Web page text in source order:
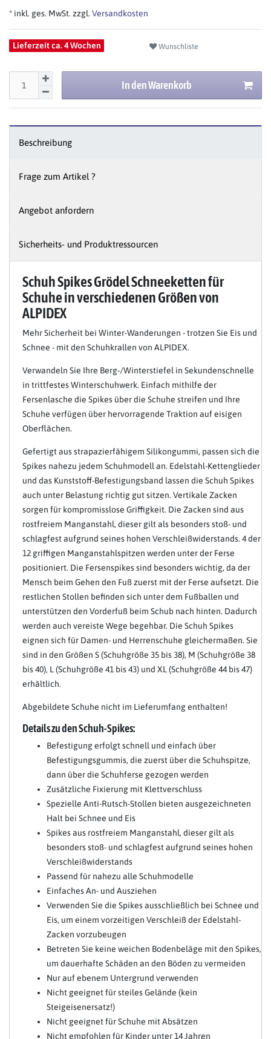
* inkl. ges. MwSt. zzgl. Versandkosten
Lieferzeit ca. 4 Wochen Wunschliste
In den Warenkorb
Beschreibung
Frage zum Artikel ?
Angebot anfordern
Sicherheits- und Produktressourcen
Schuh Spikes Grödel Schneeketten für
Schuhe in verschiedenen Größen von
ALPIDEX
Mehr Sicherheit bei Winter-Wanderungen - trotzen Sie Eis und
Schnee - mit den Schuhkrallen von ALPIDEX.
Verwandeln Sie Ihre Berg-/Winterstiefel in Sekundenschnelle
in trittfestes Winterschuhwerk. Einfach mithilfe der
Fersenlasche die Spikes über die Schuhe streifen und Ihre
Schuhe verfügen über hervorragende Traktion auf eisigen
Oberflächen.
Gefertigt aus strapazierfähigem Silikongummi, passen sich die
Spikes nahezu jedem Schuhmodell an. Edelstahl-Kettenglieder
und das Kunststoff-Befestigungsband lassen die Schuh Spikes
auch unter Belastung richtig gut sitzen. Vertikale Zacken
sorgen für kompromisslose Griffigkeit. Die Zacken sind aus
rostfreiem Manganstahl, dieser gilt als besonders stoß- und
schlagfest aufgrund seines hohen Verschleißwiderstands. 4 der
12 griffigen Manganstahlspitzen werden unter der Ferse
positioniert. Die Fersenspikes sind besonders wichtig, da der
Mensch beim Gehen den Fuß zuerst mit der Ferse aufsetzt. Die
restlichen Stollen befinden sich unter dem Fußballen und
unterstützen den Vorderfuß beim Schub nach hinten. Dadurch
werden auch vereiste Wege begehbar. Die Schuh Spikes
eignen sich für Damen- und Herrenschuhe gleichermaßen. Sie
sind in den Größen S (Schuhgröße 35 bis 38), M (Schuhgröße 38
bis 40), L (Schuhgröße 41 bis 43) und XL (Schuhgröße 44 bis 47)
erhältlich.
Abgebildete Schuhe nicht im Lieferumfang enthalten!
Details zu den Schuh-Spikes:
Befestigung erfolgt schnell und einfach über
Befestigungsgummis, die zuerst über die Schuhspitze,
dann über die Schuhferse gezogen werden
Zusätzliche Fixierung mit Klettverschluss
Spezielle Anti-Rutsch-Stollen bieten ausgezeichneten
Halt bei Schnee und Eis
Spikes aus rostfreiem Manganstahl, dieser gilt als
besonders stoß- und schlagfest aufgrund seines hohen
Verschleißwiderstands
Passend für nahezu alle Schuhmodelle
Einfaches An- und Ausziehen
Verwenden Sie die Spikes ausschließlich bei Schnee und
Eis, um einem vorzeitigen Verschleiß der Edelstahl-
Zacken vorzubeugen
Betreten Sie keine weichen Bodenbeläge mit den Spikes,
um dauerhafte Schäden an den Böden zu vermeiden
Nur auf ebenem Untergrund verwenden
Nicht geeignet für steiles Gelände (kein
Steigeisenersatz!)
Nicht geeignet für Schuhe mit Absätzen
Nicht empfohlen für Kinder unter 14 Jahren